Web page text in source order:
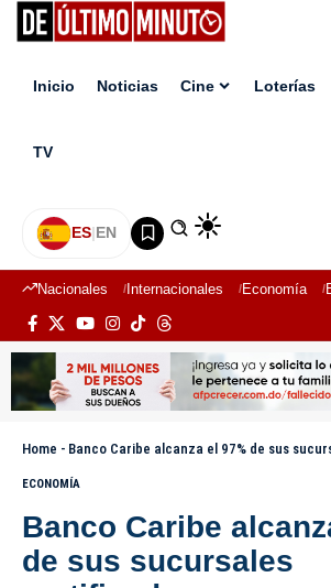
Inicio Noticias Cine Loterías
TV
ES|EN
Nacionales Internacionales Economía
Home - Banco Caribe alcanza el 97% de sus sucursales
ECONOMÍA
Banco Caribe
de sus sucursales